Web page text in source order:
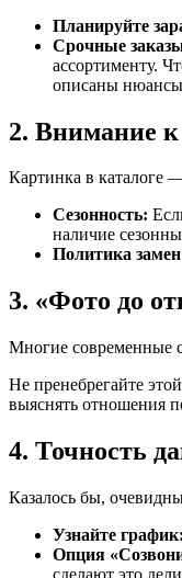
Планируйте
Срочные
ассортименту.
описаны нюансы
2. Внимание к
Картинка в каталоге
Сезонность:
наличие
Политика
3. «Фото до
Многие современные
Не пренебрегайте
выяснять отношения
4. Точность
Казалось бы,
Узнайте график:
Опция
сделают это